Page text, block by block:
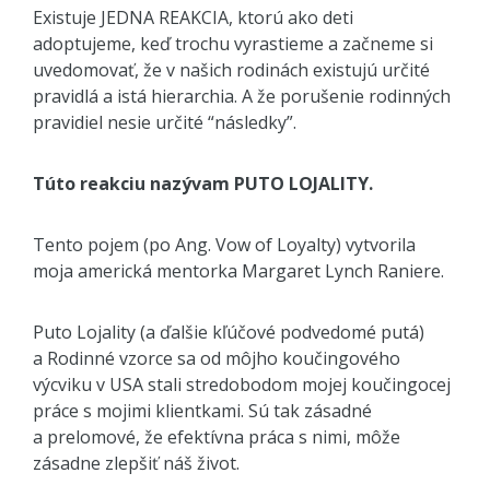
Existuje JEDNA REAKCIA, ktorú ako deti
adoptujeme, keď trochu vyrastieme a začneme si
uvedomovať, že v našich rodinách existujú určité
pravidlá a istá hierarchia. A že porušenie rodinných
pravidiel nesie určité “následky”.
Túto reakciu nazývam PUTO LOJALITY.
Tento pojem (po Ang. Vow of Loyalty) vytvorila
moja americká mentorka Margaret Lynch Raniere.
Puto Lojality (a ďalšie kľúčové podvedomé putá)
a Rodinné vzorce sa od môjho koučingového
výcviku v USA stali stredobodom mojej koučingocej
práce s mojimi klientkami. Sú tak zásadné
a prelomové, že efektívna práca s nimi, môže
zásadne zlepšiť náš život.